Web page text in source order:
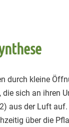
durch kleine
sich an ihren
aus der Luft
über die